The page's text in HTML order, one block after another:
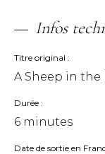
Infos
Titre original
A Sheep in the
Durée
6 minutes
Date de sortie en